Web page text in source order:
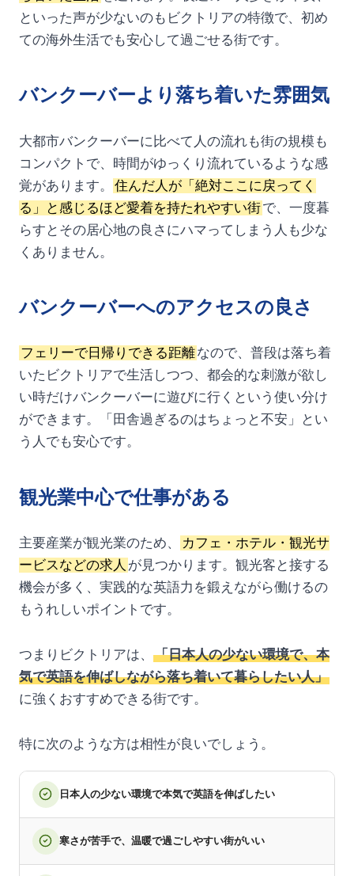
といった声が少ないのもビクトリアの特徴で、初め
ての海外生活でも安心して過ごせる街です。
バンクーバーより落ち着いた雰囲気
大都市バンクーバーに比べて人の流れも街の規模も
コンパクトで、時間がゆっくり流れているような感
覚があります。
住んだ人が「絶対ここに戻ってく
る」と感じるほど愛着を持たれやすい街で、一度暮
らすとその居心地の良さにハマってしまう人も少な
くありません。
バンクーバーへのアクセスの良さ
フェリーで日帰りできる距離なので、普段は落ち着
いたビクトリアで生活しつつ、都会的な刺激が欲し
い時だけバンクーバーに遊びに行くという使い分け
ができます。「田舎過ぎるのはちょっと不安」とい
う人でも安心です。
観光業中心で仕事がある
主要産業が観光業のため、
カフェ・ホテル・観光サ
ービスなどの求人 が見つかります。観光客と接する
機会が多く、実践的な英語力を鍛えながら働けるの
もうれしいポイントです。
つまりビクトリアは、
「日本人の少ない環境で、本
気で英語を伸ばしながら落ち着いて暮らしたい人」
に強くおすすめできる街です。
特に次のような方は相性が良いでしょう。
日本人の少ない環境で本気で英語を伸ばしたい
寒さが苦手で、温暖で過ごしやすい街がいい